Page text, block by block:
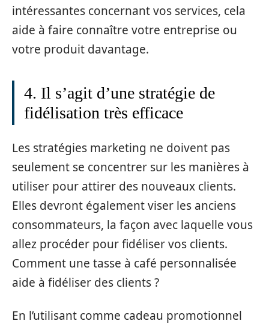
intéressantes concernant vos services, cela
aide à faire connaître votre entreprise ou
votre produit davantage.
4. Il s’agit d’une stratégie de
fidélisation très efficace
Les stratégies marketing ne doivent pas
seulement se concentrer sur les manières à
utiliser pour attirer des nouveaux clients.
Elles devront également viser les anciens
consommateurs, la façon avec laquelle vous
allez procéder pour fidéliser vos clients.
Comment une tasse à café personnalisée
aide à fidéliser des clients ?
En l’utilisant comme cadeau promotionnel